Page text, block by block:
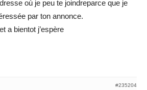
où je peu te joindreparce que je
par ton annonce.
a bientot j’espère
#235204